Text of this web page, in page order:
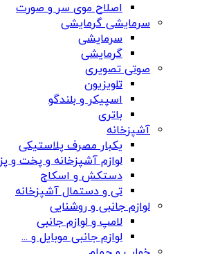
اصلاح موی سر و صورت
سرمایشی گرمایشی
سرمایشی
گرمایشی
صوتی تصویری
تلویزیون
اسپیکر و بلندگو
باتری
آشپزخانه
یکبار مصرف پلاستیکی
لوازم آشپزخانه و پخت و پز
دستکش و اسکاج
تی و دستمال آشپزخانه
لوازم جانبی و روشنایی
لامپ و لوازم جانبی
لوازم جانبی موبایل و ...